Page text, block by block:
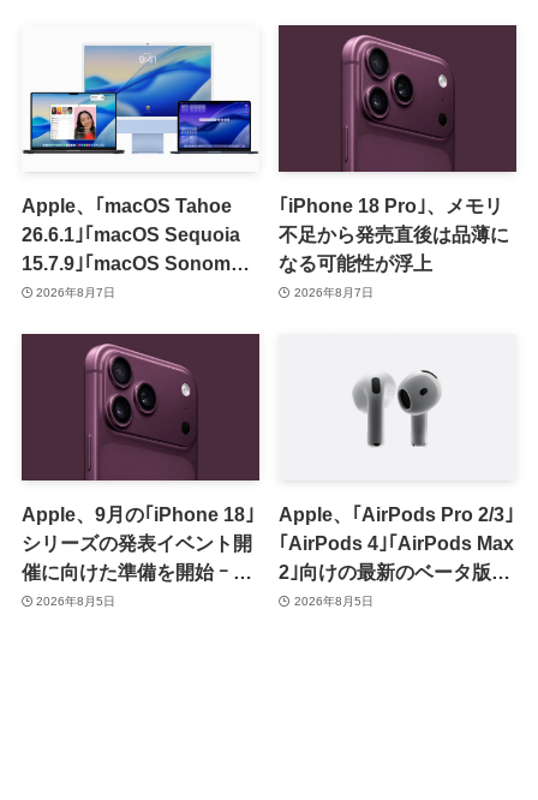
Apple、｢macOS Tahoe
26.6.1｣｢macOS Sequoia
15.7.9｣｢macOS Sonoma
14.8.9｣をリリース ｰ 画面共
2026年8月7日
｢iPhone 18 Pro｣、メモリ
不足から発売直後は品薄に
なる可能性が浮上
2026年8月7日
Apple、9月の｢iPhone 18｣
シリーズの発表イベント開
催に向けた準備を開始 ｰ 9
月8日か9月9日に開催見込
2026年8月5日
Apple、｢AirPods Pro 2/3｣
｢AirPods 4｣｢AirPods Max
2｣向けの最新のベータ版フ
ァームウェア｢9A5336b｣を
2026年8月5日